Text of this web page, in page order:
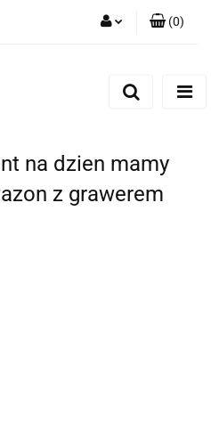
(0)
na dzien mamy
z grawerem